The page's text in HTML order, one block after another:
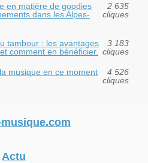
en matière de goodies
dans les Alpes-
2 635
cliques
tambour : les avantages
comment en bénéficier.
3 183
cliques
musique en ce moment
4 526
cliques
Actu